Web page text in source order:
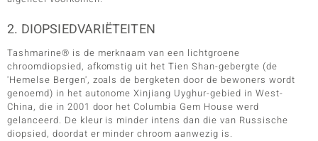
2. DIOPSIEDVARIËTEITEN
Tashmarine® is de merknaam van een lichtgroene
chroomdiopsied, afkomstig uit het Tien Shan-gebergte (de
'Hemelse Bergen', zoals de bergketen door de bewoners wordt
genoemd) in het autonome Xinjiang Uyghur-gebied in West-
China, die in 2001 door het Columbia Gem House werd
gelanceerd. De kleur is minder intens dan die van Russische
diopsied, doordat er minder chroom aanwezig is.